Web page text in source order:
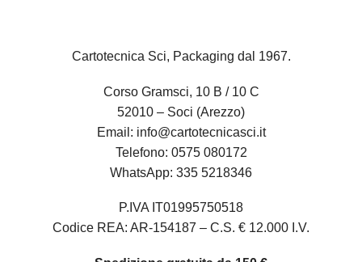
Cartotecnica Sci, Packaging dal 1967.
Corso Gramsci, 10 B / 10 C
52010 – Soci (Arezzo)
Email: info@cartotecnicasci.it
Telefono: 0575 080172
WhatsApp: 335 5218346
P.IVA IT01995750518
Codice REA: AR-154187 – C.S. € 12.000 I.V.